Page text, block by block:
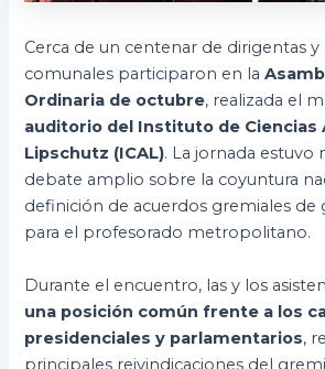
Cerca de un centenar de dirigentas
comunales participaron en la
Ordinaria de octubre, realizada el
auditorio del Instituto de Ciencias
Lipschutz (ICAL). La jornada estuvo
debate amplio sobre la coyuntura
definición de acuerdos gremiales de
para el profesorado metropolitano.
Durante el encuentro, las y los
una posición común frente a los
presidenciales y parlamentarios,
principales reivindicaciones del